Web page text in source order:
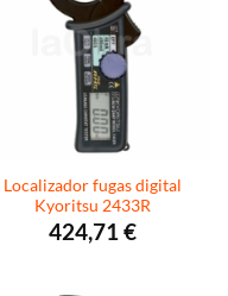
Localizador fugas digital
Kyoritsu 2433R
424,71€